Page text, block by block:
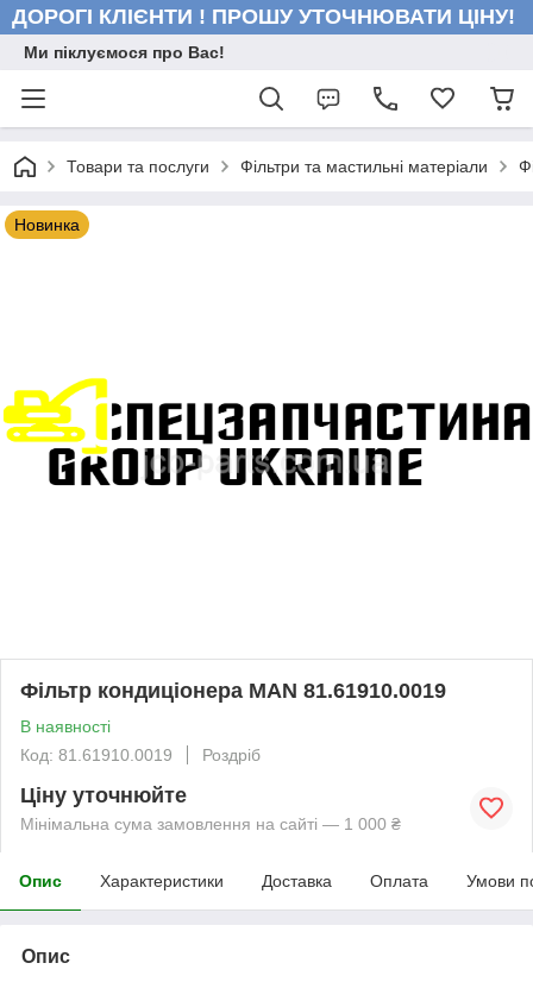
ДОРОГІ КЛІЄНТИ ! ПРОШУ УТОЧНЮВАТИ ЦІНУ!
Ми піклуємося про Вас!
Товари та послуги Фільтри та мастильні матеріали
Новинка
Фільтр кондиціонера MAN 81.61910.0019
В наявності
Код: 81.61910.0019
Роздріб
Ціну уточнюйте
Мінімальна сума замовлення на сайті — 1 000 ₴
Опис Характеристики Доставка Оплата Умови
Опис